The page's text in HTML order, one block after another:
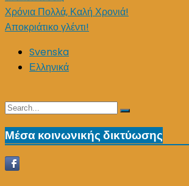
Post
navigation
Χρόνια Πολλά, Καλή Χρονιά!
Αποκριάτικο γλέντι!
Svenska
Ελληνικά
Search
Search
Μέσα κοινωνικής δικτύωσης